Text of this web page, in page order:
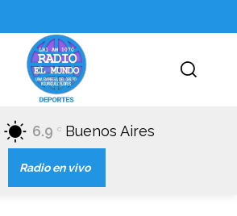
6.9 C Buenos Aires
Radio en vivo